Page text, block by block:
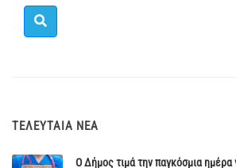
ΤΕΛΕΥΤΑΊΑ ΝΈΑ
Ο Δήμος τιμά την παγκόσμια ημέρα